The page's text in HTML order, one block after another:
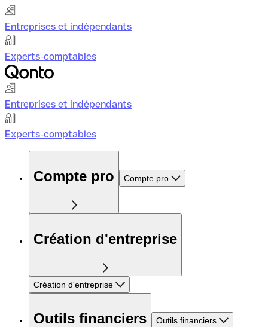
Entreprises et indépendants
Experts-comptables
Entreprises et indépendants
Experts-comptables
Compte pro Compte pro
Création d'entreprise
Création d'entreprise
Outils financiers Outils financiers